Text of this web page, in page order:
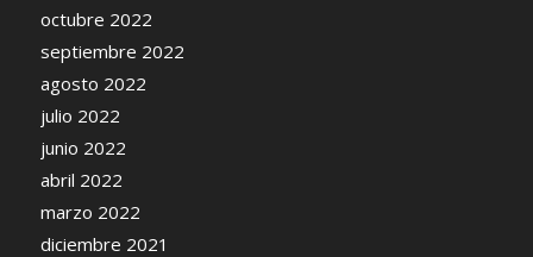
octubre 2022
septiembre 2022
agosto 2022
julio 2022
junio 2022
abril 2022
marzo 2022
diciembre 2021